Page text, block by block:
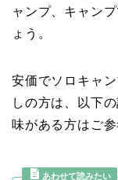
ャンプ、キャン
ょう。
安価でソロキャ
しの方は、以下
味がある方はご参